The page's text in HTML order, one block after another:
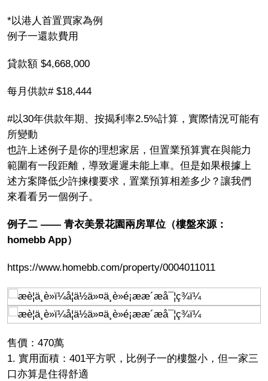
*以港人首置買家為例
例子一還款費用
貸款額 $4,668,000
每月供款# $18,444
#以30年供款年期、按揭利率2.5%計算，實際情況可能有
所變動
也許上述例子是你的理想家居，但置業預算實在與能力
範圍有一段距離，導致遲遲未能上車。但是如果根據上
述方案降低少許揀樓要求，置業預算相差多少？讓我們
來看看另一個例子。
例子二 —— 青衣美景花園兩房單位（樓盤來源：
homebb App）
https://www.homebb.com/property/0004011011
售價：470萬
1. 實用面積：401平方呎，比例子一的樓盤小，但一家三
口亦算是住得舒適